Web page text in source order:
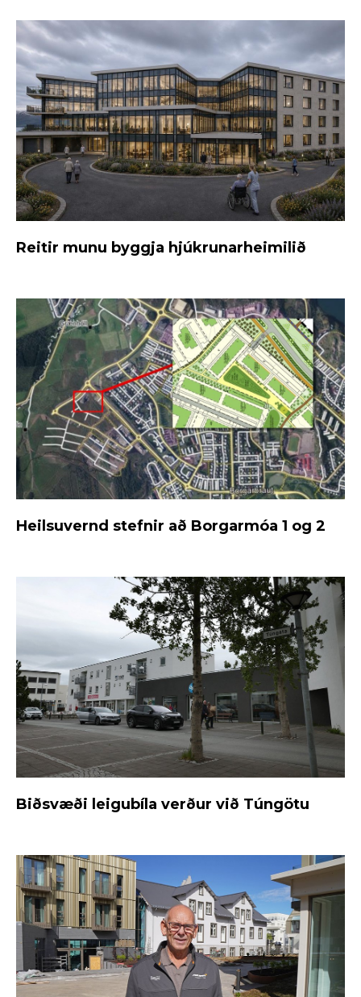
Reitir munu byggja hjúkrunarheimilið
Heilsuvernd stefnir að Borgarmóa 1 og 2
Biðsvæði leigubíla verður við Túngötu